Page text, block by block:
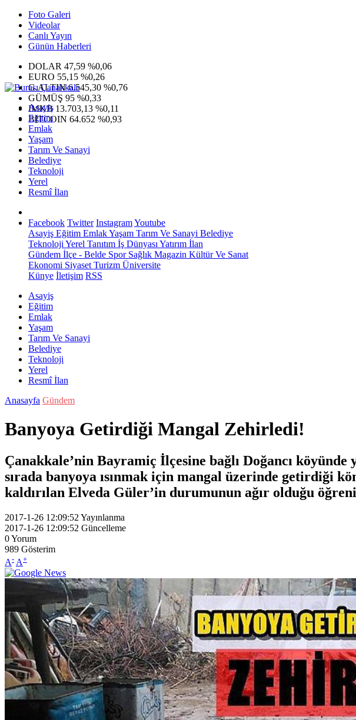
Foto Galeri
Videolar
Canlı Yayın
Günün Haberleri
DOLAR 47,59 %0,06
EURO 55,15 %0,26
G.ALTIN6.545,30 %0,76
GÜMÜŞ 95 %0,33
IMKB 13.703,13 %0,11
BITCOIN 64.652 %0,93
Asayiş
Eğitim
Emlak
Yaşam
Tarım Ve Sanayi
Belediye
Teknoloji
Yerel
Resmî İlan
Facebook Twitter InstagramYoutube
Asayiş Eğitim EmlakYaşam Tarım Ve Sanayi Belediye
Teknoloji Yerel Tanıtım İş Dünyası Yatırım İlan
Gündem İlçe - Belde SporSağlık Magazin Kültür Ve Sanat
Ekonomi Siyaset Turizm Üniversite
Künye İletişim RSS
Asayiş
Eğitim
Emlak
Yaşam
Tarım Ve Sanayi
Belediye
Teknoloji
Yerel
Resmî İlan
Anasayfa Gündem
Banyoya Getirdiği Mangal Zehirledi!
Çanakkale’nin Bayramiç İlçesine bağlı Doğancı köyünde
sırada banyoya ısınmak için mangal üzerinde getirdiği
kaldırılan Elveda Güler’in durumunun ağır olduğu
2017-1-26 12:09:52 Yayınlanma
2017-1-26 12:09:52 Güncelleme
0Yorum
989 Gösterim
A- A+